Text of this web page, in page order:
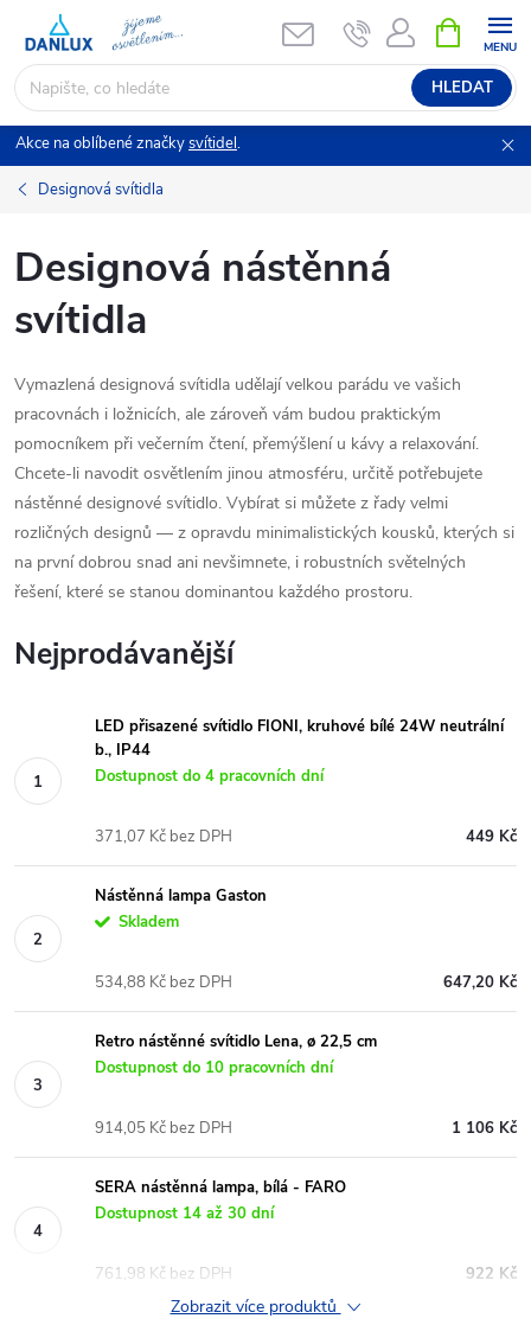
obsah
HLEDAT
NÁKUPNÍ
KOŠÍK
Akce na oblíbené značkysvítidel.
Designová svítidla
Designová nástěnná
svítidla
Vymazlená designová svítidla udělají velkou parádu ve vašich
pracovnách i ložnicích, ale zároveň vám budou praktickým
pomocníkem při večerním čtení, přemýšlení u kávy a relaxování.
Chcete-li navodit osvětlením jinou atmosféru, určitě potřebujete
nástěnné designové svítidlo. Vybírat si můžete z řady velmi
rozličných designů — z opravdu minimalistických kousků, kterých si
na první dobrou snad ani nevšimnete, i robustních světelných
řešení, které se stanou dominantou každého prostoru.
Nejprodávanější
LED přisazené svítidlo FIONI, kruhové bílé 24W neutrální
b., IP44
Dostupnost do 4 pracovních dní
449 Kč
371,07 Kč bez DPH
Nástěnná lampa Gaston
Skladem
647,20 Kč
534,88 Kč bez DPH
Retro nástěnné svítidlo Lena, ø 22,5 cm
Dostupnost do 10 pracovních dní
1 106 Kč
914,05 Kč bez DPH
SERA nástěnná lampa, bílá - FARO
Dostupnost 14 až 30 dní
922 Kč
761,98 Kč bez DPH
Zobrazit více produktů